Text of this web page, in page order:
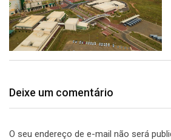
Deixe um comentário
O seu endereço de e-mail não será